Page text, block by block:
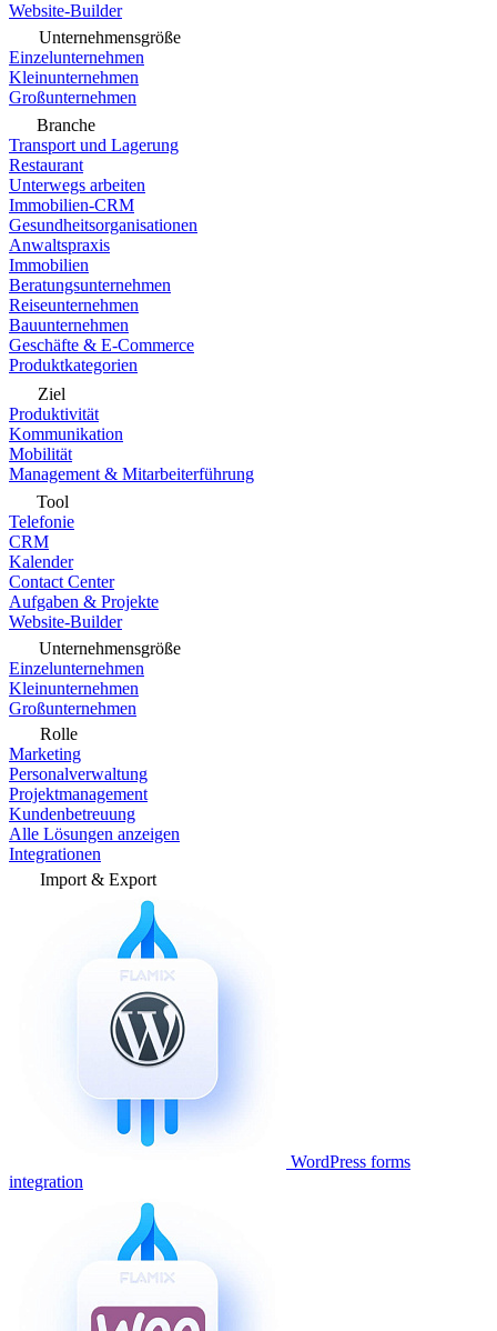
Website-Builder
Unternehmensgröße
Einzelunternehmen
Kleinunternehmen
Großunternehmen
Branche
Transport und Lagerung
Restaurant
Unterwegs arbeiten
Immobilien-CRM
Gesundheitsorganisationen
Anwaltspraxis
Immobilien
Beratungsunternehmen
Reiseunternehmen
Bauunternehmen
Geschäfte & E-Commerce
Produktkategorien
Ziel
Produktivität
Kommunikation
Mobilität
Management & Mitarbeiterführung
Tool
Telefonie
CRM
Kalender
Contact Center
Aufgaben & Projekte
Website-Builder
Unternehmensgröße
Einzelunternehmen
Kleinunternehmen
Großunternehmen
Rolle
Marketing
Personalverwaltung
Projektmanagement
Kundenbetreuung
Alle Lösungen anzeigen
Integrationen
Import & Export
WordPress forms
integration